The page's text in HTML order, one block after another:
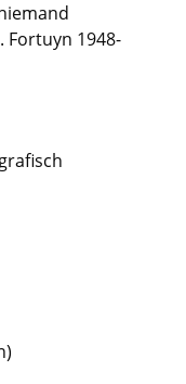
Fortuyn 1948-